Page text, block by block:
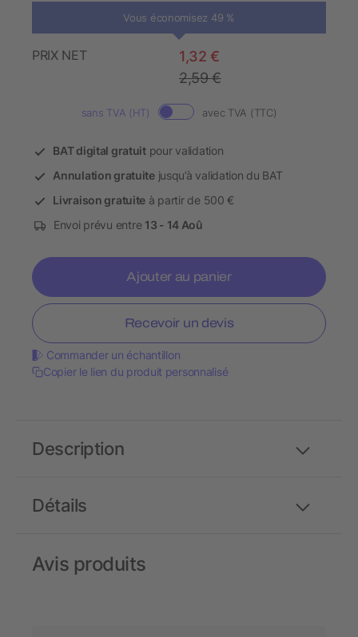
Vous économisez 49 %
PRIX NET
1,32 €
2,59 €
sans TVA (HT) avec TVA (TTC)
BAT digital gratuitpour validation
Annulation gratuitejusqu’à validation du BAT
Livraison gratuite à partir de 500 €
Envoi prévu entre 13 - 14 Aoû
Ajouter au panier
Recevoir un devis
Commander un échantillon
Copier le lien du produit personnalisé
Détails
Description
Avis produits